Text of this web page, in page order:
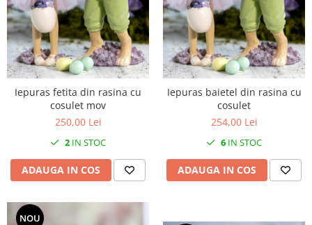
Iepuras fetita din rasina cu
cosulet mov
250,00 Lei
2 IN STOC
ADAUGA IN COS
Iepuras baietel din rasina cu
cosulet
254,00 Lei
6 IN STOC
ADAUGA IN COS
NOU